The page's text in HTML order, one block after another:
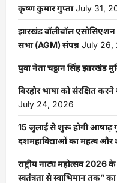
कृष्ण कुमार गुप्ता July 31,
झारखंड वॉलीबॉल एसोसिएशन
सभा (AGM) संपन्न July 26,
युवा नेता चट्टान सिंह झारखंड
बिरहोर भाषा को संरक्षित
July 24, 2026
15 जुलाई से शुरू होगी आषाढ़
दशमहाविद्याओं का महत्व और
राष्ट्रीय नाट्य महोत्सव 2026
स्वतंत्रता से स्वाभिमान तक”